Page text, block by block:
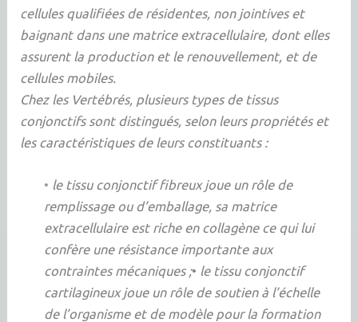
cellules qualifiées de résidentes, non jointives et
baignant dans une matrice extracellulaire, dont elles
assurent la production et le renouvellement, et de
cellules mobiles.
Chez les Vertébrés, plusieurs types de tissus
conjonctifs sont distingués, selon leurs propriétés et
les caractéristiques de leurs constituants :
• le tissu conjonctif fibreux joue un rôle de
remplissage ou d’emballage, sa matrice
extracellulaire est riche en collagène ce qui lui
confère une résistance importante aux
contraintes mécaniques ;• le tissu conjonctif
cartilagineux joue un rôle de soutien à l’échelle
de l’organisme et de modèle pour la formation